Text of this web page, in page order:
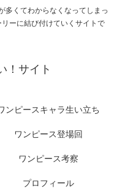
多くてわからなくなってしまっ
ーに結び付けていくサイトで
！サイト
ンピースキャラ生い立ち
ワンピース登場回
ワンピース考察
プロフィール